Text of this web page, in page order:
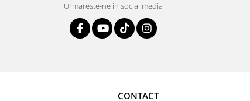
Urmareste-ne in social media
CONTACT